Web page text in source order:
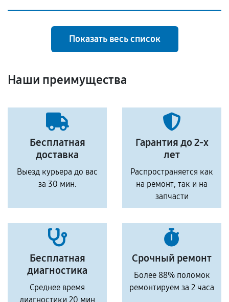
Показать весь список
Наши преимущества
Бесплатная
доставка
Выезд курьера до вас
за 30 мин.
Гарантия до 2-х
лет
Распространяется как
на ремонт, так и на
запчасти
Бесплатная
диагностика
Среднее время
диагностики 20 мин
Срочный ремонт
Более 88% поломок
ремонтируем за 2 часа